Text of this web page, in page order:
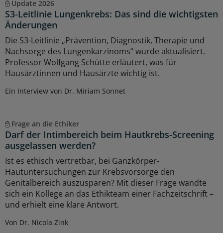
Update 2026
S3-Leitlinie Lungenkrebs: Das sind die wichtigsten
Änderungen
Die S3-Leitlinie „Prävention, Diagnostik, Therapie und
Nachsorge des Lungenkarzinoms“ wurde aktualisiert.
Professor Wolfgang Schütte erläutert, was für
Hausärztinnen und Hausärzte wichtig ist.
Ein Interview von Dr. Miriam Sonnet
Frage an die Ethiker
Darf der Intimbereich beim Hautkrebs-Screening
ausgelassen werden?
Ist es ethisch vertretbar, bei Ganzkörper-
Hautuntersuchungen zur Krebsvorsorge den
Genitalbereich auszusparen? Mit dieser Frage wandte
sich ein Kollege an das Ethikteam einer Fachzeitschrift –
und erhielt eine klare Antwort.
Von Dr. Nicola Zink